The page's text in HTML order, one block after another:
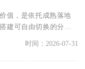
值，是依托成熟落地
建可自由切换的分级
时间：2026-07-31